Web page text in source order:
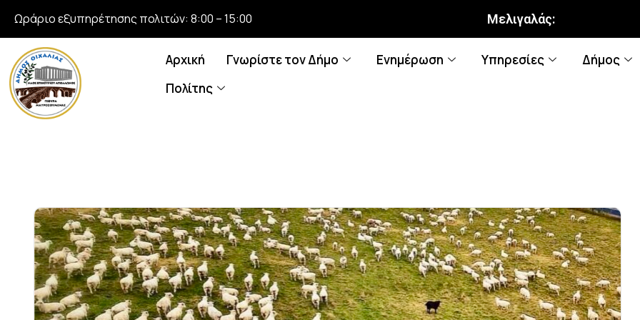
Ωράριο εξυπηρέτησης πολιτών: 8:00 – 15:00 Μελιγαλάς:
Αρχική Γνωρίστε τον Δήμο Ενημέρωση Υπηρεσίες
Δήμος
Πολίτης